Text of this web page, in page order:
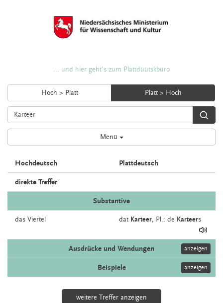
... und hier geht's zum Plattdüütskbüro
Hoch > Platt Platt > Hoch
Menü
Hochdeutsch Plattdeutsch
direkte Treffer
Substantive
das Viertel dat Karteer, Pl.: de Karteers
Ausdrücke und Wendungen anzeigen
Beispiele anzeigen
weitere Treffer anzeigen